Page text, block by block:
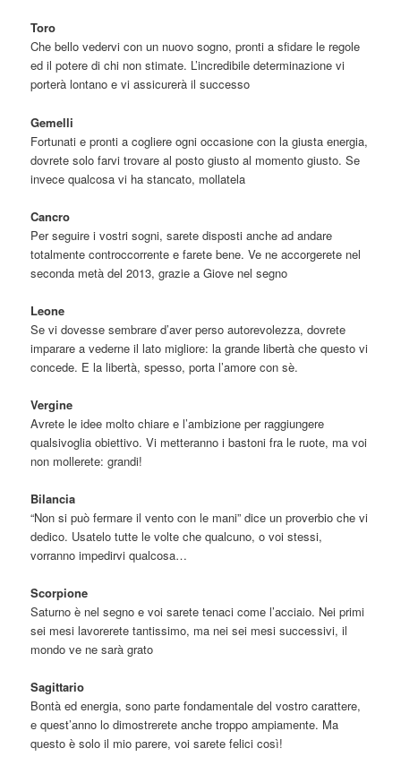
Toro
Che bello vedervi con un nuovo sogno, pronti a sfidare le regole
ed il potere di chi non stimate. L’incredibile determinazione vi
porterà lontano e vi assicurerà il successo
Gemelli
Fortunati e pronti a cogliere ogni occasione con la giusta energia,
dovrete solo farvi trovare al posto giusto al momento giusto. Se
invece qualcosa vi ha stancato, mollatela
Cancro
Per seguire i vostri sogni, sarete disposti anche ad andare
totalmente controccorrente e farete bene. Ve ne accorgerete nel
seconda metà del 2013, grazie a Giove nel segno
Leone
Se vi dovesse sembrare d’aver perso autorevolezza, dovrete
imparare a vederne il lato migliore: la grande libertà che questo vi
concede. E la libertà, spesso, porta l’amore con sè.
Vergine
Avrete le idee molto chiare e l’ambizione per raggiungere
qualsivoglia obiettivo. Vi metteranno i bastoni fra le ruote, ma voi
non mollerete: grandi!
Bilancia
“Non si può fermare il vento con le mani” dice un proverbio che vi
dedico. Usatelo tutte le volte che qualcuno, o voi stessi,
vorranno impedirvi qualcosa…
Scorpione
Saturno è nel segno e voi sarete tenaci come l’acciaio. Nei primi
sei mesi lavorerete tantissimo, ma nei sei mesi successivi, il
mondo ve ne sarà grato
Sagittario
Bontà ed energia, sono parte fondamentale del vostro carattere,
e quest’anno lo dimostrerete anche troppo ampiamente. Ma
questo è solo il mio parere, voi sarete felici così!